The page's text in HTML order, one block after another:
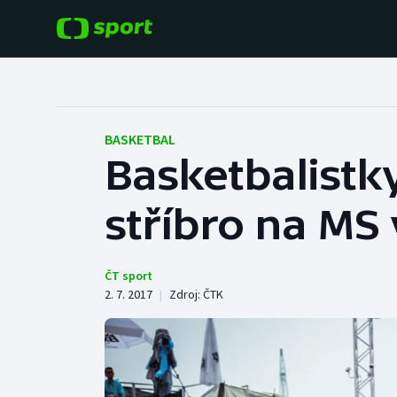
Hokej
Tenis
Cyklistika
Baseball a softbal
Basketbal
Boby a skeleton
Box
BASKETBAL
stříbro na
ČT sport
2. 7. 2017 | Zdroj: ČTK